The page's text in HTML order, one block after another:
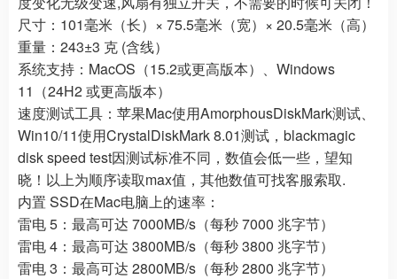
尺寸：101毫米（长）× 75.5毫米（宽）× 20.5毫米（高）
重量：243±3 克 (含线）
系统支持：MacOS（15.2或更高版本）、Windows
11（24H2 或更高版本）
速度测试工具：苹果Mac使用AmorphousDiskMark测试、
Win10/11使用CrystalDiskMark 8.01测试，blackmagic
disk speed test因测试标准不同，数值会低一些，望知
晓！以上为顺序读取max值，其他数值可找客服索取.
内置 SSD在Mac电脑上的速率：
雷电 5：最高可达 7000MB/s（每秒 7000 兆字节）
雷电 4：最高可达 3800MB/s（每秒 3800 兆字节）
雷电 3：最高可达 2800MB/s（每秒 2800 兆字节）